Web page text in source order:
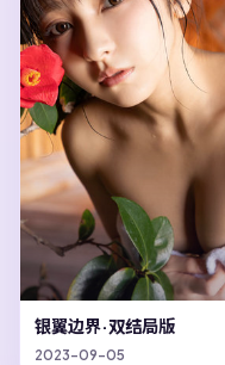
银翼边界·双结局版
2023-09-05